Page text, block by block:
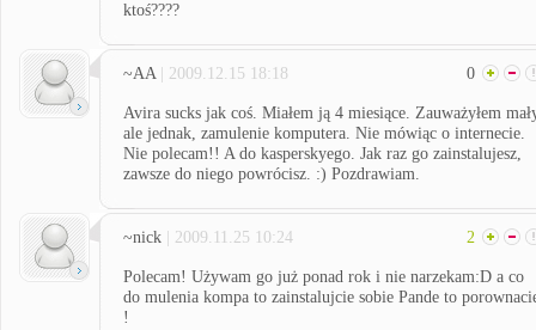
ktoś????
~AA | 2009.12.15 18:18 0
Avira sucks jak coś. Miałem ją 4 miesiące. Zauważyłem
ale jednak, zamulenie komputera. Nie mówiąc o internecie.
Nie polecam!! A do kasperskyego. Jak raz go zainstalujesz,
zawsze do niego powrócisz. :) Pozdrawiam.
~nick | 2009.11.25 10:24 2
Polecam! Używam go już ponad rok i nie narzekam:D a co
do mulenia kompa to zainstalujcie sobie Pande to
!